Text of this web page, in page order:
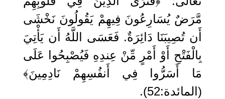
مَّرَضٌ يُسَارِعُونَ فِيهِمْ يَقُولُونَ نَخْشَى
أَن تُصِيبَنَا دَائِرَةٌ. فَعَسَى اللَّهُ أَن يَأْتِيَ
بِالْفَتْحِ أَوْ أَمْرٍ مِّنْ عِندِهِ فَيُصْبِحُوا عَلَى
مَا أَسَرُّوا فِي أَنفُسِهِمْ نَادِمِينَ﴾
(المائدة:52).